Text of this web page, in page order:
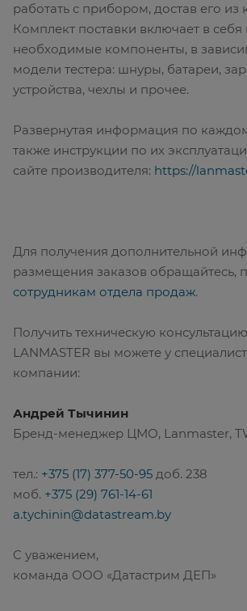
работать с прибором, достав его из
Комплект поставки включает в себя
необходимые компоненты, в
модели тестера: шнуры, батареи,
устройства, чехлы и прочее.
Развернутая информация по
также инструкции по их
сайте производителя: https://
Для получения дополнительной
размещения заказов обращайтесь,
сотрудникам отдела продаж.
Получить техническую
LANMASTER вы можете у
компании:
Андрей Тычинин
Бренд-менеджер ЦМО, Lanmaster,
тел.: +375 (17) 377-50-95 доб. 238
моб. +375 (29) 761-14-61
a.tychinin@datastream.by
C уважением,
команда ООО «Датастрим ДЕП»